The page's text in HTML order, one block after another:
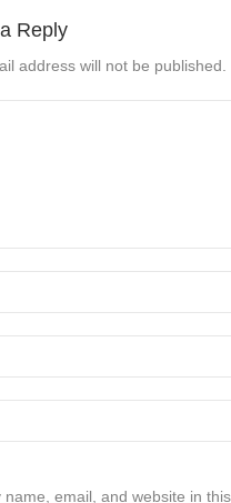
Reply
address will not be published.
name, email, and website in